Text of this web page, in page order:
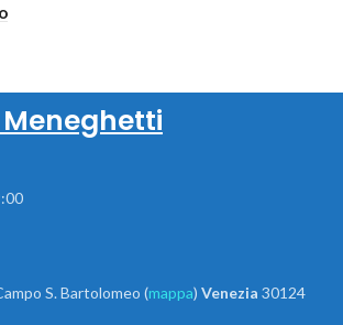
S. Bartolomeo (mappa) Venezia 30124